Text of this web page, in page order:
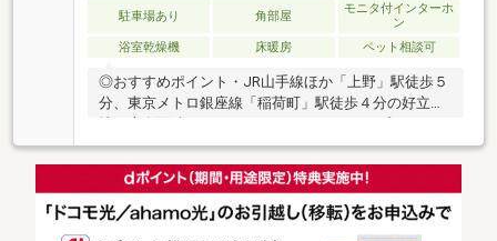
駐車場あり 角部屋
モニタ付インターホ
ン
浴室乾燥機
床暖房 ペット相談可
◎おすすめポイント・JR山手線ほか「上野」駅徒歩５
分、東京メトロ銀座線「稲荷町」駅徒歩４分の好立
階角部屋につき採光面が多く、陽当たり・通風・眺望
良好・約１８.５帖の開放感あるLDで、ライフスタイル
に合わせた空間づくりが可能・大切なペットと暮らせ
ます♪（細則有）・２０２４年度大規模修繕工事実施